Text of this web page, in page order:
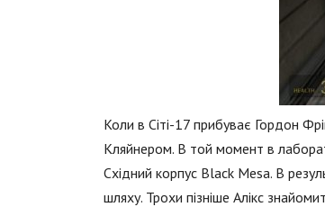
Коли в Сіті-17 прибуває Гордон
Кляйнером. В той момент в
Східний корпус Black Mesa. В
шляху. Трохи пізніше Алікс